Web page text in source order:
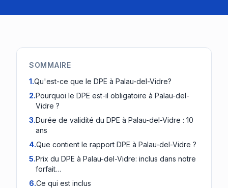
SOMMAIRE
1.Qu'est-ce que le DPE à Palau-del-Vidre?
2.Pourquoi le DPE est-il obligatoire à Palau-del-
Vidre ?
3.Durée de validité du DPE à Palau-del-Vidre : 10
ans
4.Que contient le rapport DPE à Palau-del-Vidre ?
5.Prix du DPE à Palau-del-Vidre: inclus dans notre
forfait…
6.Ce qui est inclus